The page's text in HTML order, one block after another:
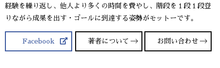
経験を繰り返し、他人より多くの時間を費やし、階段を１段１段登
りながら成果を出す・ゴールに到達する姿勢がモットーです。
Facebook 著者について お問い合わせ